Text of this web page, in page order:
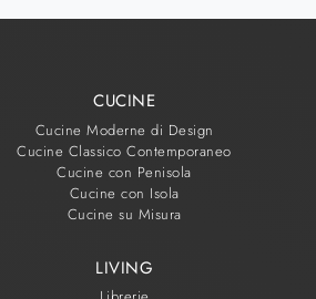
CUCINE
Cucine Moderne di Design
Cucine Classico Contemporaneo
Cucine con Penisola
Cucine con Isola
Cucine su Misura
LIVING